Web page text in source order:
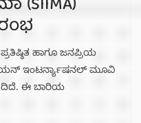
ಹಾಗೂ ಜನಪ್ರಿಯ
ಇಂಟರ್ನ್ಯಾಷನಲ್ ಮೂವಿ
ಈ ಬಾರಿಯ